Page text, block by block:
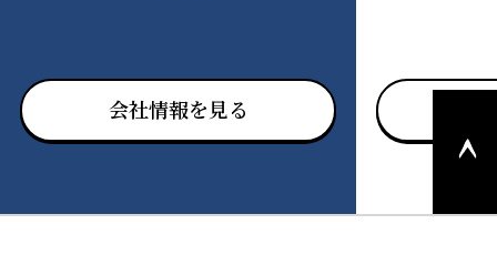
会社情報を見る
ージの
上部へ